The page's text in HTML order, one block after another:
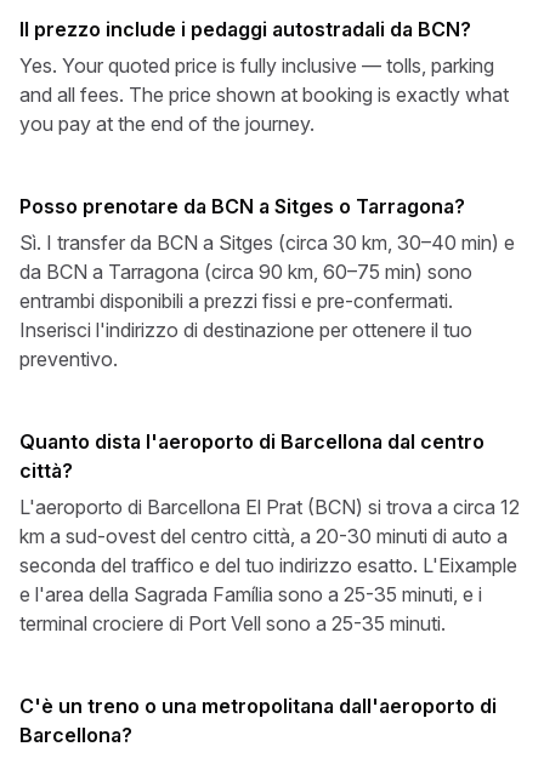
Il prezzo include i pedaggi autostradali da BCN?
Yes. Your quoted price is fully inclusive — tolls, parking
and all fees. The price shown at booking is exactly what
you pay at the end of the journey.
Posso prenotare da BCN a Sitges o Tarragona?
Sì. I transfer da BCN a Sitges (circa 30 km, 30–40 min) e
da BCN a Tarragona (circa 90 km, 60–75 min) sono
entrambi disponibili a prezzi fissi e pre-confermati.
Inserisci l'indirizzo di destinazione per ottenere il tuo
preventivo.
Quanto dista l'aeroporto di Barcellona dal centro
città?
L'aeroporto di Barcellona El Prat (BCN) si trova a circa 12
km a sud-ovest del centro città, a 20-30 minuti di auto a
seconda del traffico e del tuo indirizzo esatto. L'Eixample
e l'area della Sagrada Família sono a 25-35 minuti, e i
terminal crociere di Port Vell sono a 25-35 minuti.
C'è un treno o una metropolitana dall'aeroporto di
Barcellona?